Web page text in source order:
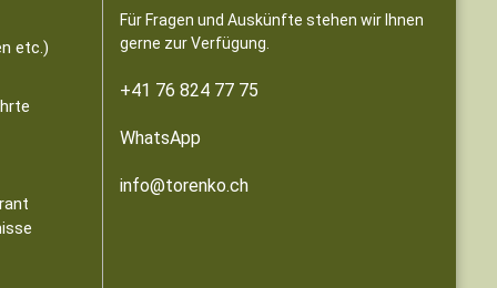
etc.)
Für Fragen und Auskünfte stehen wir Ihnen
gerne zur Verfügung.
+41 76 824 77 75
WhatsApp
info@torenko.ch